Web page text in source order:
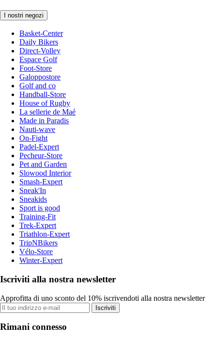
I nostri negozi
Basket-Center
Daily Bikers
Direct-Volley
Espace Golf
Foot-Store
Galoppostore
Golf and co
Handball-Store
House of Rugby
La sellerie de Maé
Made in Paradis
Nauti-wave
On-Fight
Padel-Expert
Pecheur-Store
Pet and Garden
Slowood Interior
Smash-Expert
Sneak'In
Sneakids
Sport is good
Training-Fit
Trek-Expert
Triathlon-Expert
TripNBikers
Vélo-Store
Winter-Expert
Iscriviti alla nostra newsletter
Approfitta di uno sconto del 10% iscrivendoti alla nostra newsletter
Iscriviti
Rimani connesso